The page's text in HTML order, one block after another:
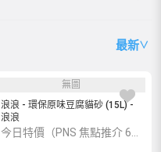
最新∨
無圖
浪浪 - 環保原味豆腐貓砂 (15L) -
浪浪